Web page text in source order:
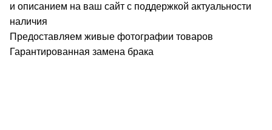
и описанием на ваш сайт с поддержкой актуальности
наличия
Предоставляем живые фотографии товаров
Гарантированная замена брака